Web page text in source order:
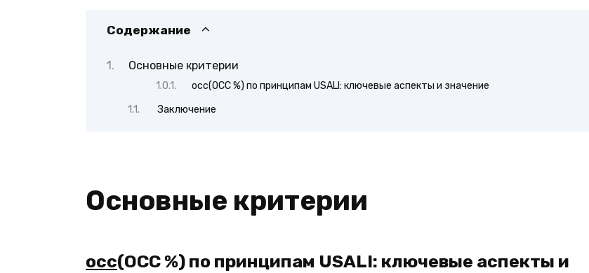
Содержание
Основные критерии
occ(OCC %) по принципам USALI: ключевые аспекты и значение
Заключение
Основные критерии
occ(OCC %) по принципам USALI: ключевые аспекты и